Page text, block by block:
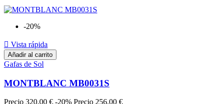
-20%
 Vista rápida
Añadir al carrito
Gafas de Sol
MONTBLANC MB0031S
Precio 320,00 € -20% Precio 256,00 €